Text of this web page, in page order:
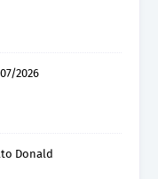
2026
Donald